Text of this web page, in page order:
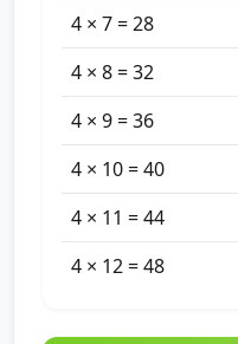
4 × 7 = 28
4 × 8 = 32
4 × 9 = 36
4 × 10 = 40
4 × 11 = 44
4 × 12 = 48